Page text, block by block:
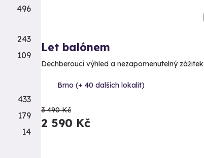
Let balónem
Dechberoucí výhled a nezapomenutelný zážitek
Brno (+ 40 dalších lokalit)
3 490 Kč
2 590 Kč
496
243
109
433
179
14